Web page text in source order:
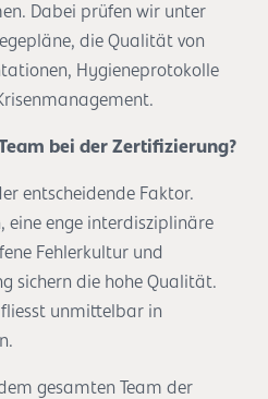
Dabei prüfen wir unter
die Qualität von
Hygieneprotokolle
bei der Zertifizierung?
entscheidende Faktor.
eine enge interdisziplinäre
Fehlerkultur und
sichern die hohe Qualität.
fliesst unmittelbar in
gesamten Team der